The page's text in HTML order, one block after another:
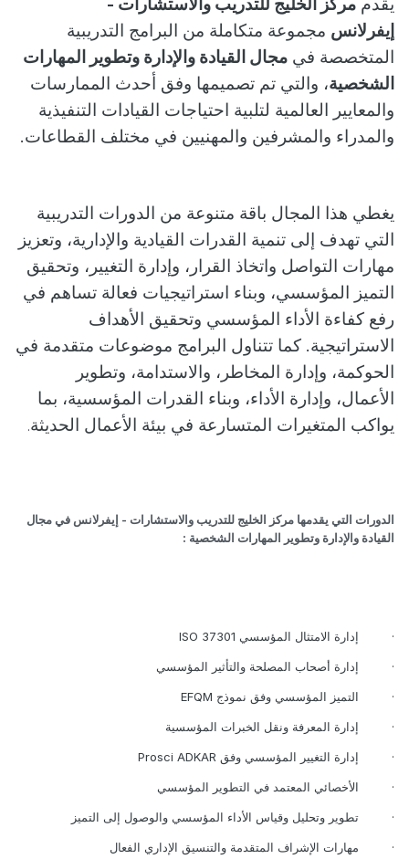
يقدم مركز الخليج للتدريب والاستشارات -
إيفرلانسمجموعة متكاملة من البرامج التدريبية
المتخصصة في مجال القيادة والإدارة وتطوير المهارات
الشخصية، والتي تم تصميمها وفق أحدث الممارسات
والمعايير العالمية لتلبية احتياجات القيادات التنفيذية
والمدراء والمشرفين والمهنيين في مختلف القطاعات.
يغطي هذا المجال باقة متنوعة من الدورات التدريبية
التي تهدف إلى تنمية القدرات القيادية والإدارية، وتعزيز
مهارات التواصل واتخاذ القرار، وإدارة التغيير، وتحقيق
التميز المؤسسي، وبناء استراتيجيات فعالة تساهم في
رفع كفاءة الأداء المؤسسي وتحقيق الأهداف
الاستراتيجية. كما تتناول البرامج موضوعات متقدمة في
الحوكمة، وإدارة المخاطر، والاستدامة، وتطوير
الأعمال، وإدارة الأداء، وبناء القدرات المؤسسية، بما
يواكب المتغيرات المتسارعة في بيئة الأعمال الحديثة.
الدورات التي يقدمها مركز الخليج للتدريب والاستشارات - إيفرلانس في مجال
القيادةوالإدارة وتطوير المهارات الشخصية :
إدارة الامتثال المؤسسيISO 37301
إدارة أصحاب المصلحة والتأثير المؤسسي
التميز المؤسسي وفق نموذجEFQM
إدارة المعرفة ونقل الخبرات المؤسسية
إدارة التغيير المؤسسي وفقProsci ADKAR
الأخصائي المعتمد في التطوير المؤسسي
تطوير وتحليل وقياس الأداء المؤسسي والوصول إلى التميز
مهارات الإشراف المتقدمة والتنسيق الإداري الفعال